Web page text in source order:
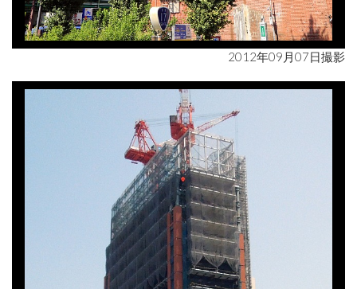
2012年09月07日撮影